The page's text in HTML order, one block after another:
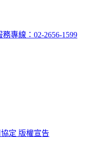
務專線：02-2656-1599
定 版權宣告